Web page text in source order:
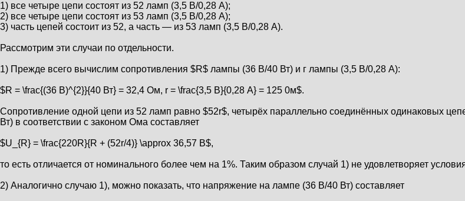
1) все четыре цепи состоят из 52 ламп (3,5 В/0,28 А);
2) все четыре цепи состоят из 53 ламп (3,5 В/0,28 А);
3) часть цепей состоит из 52, а часть — из 53 ламп (3,5 В/0,28 А).
Рассмотрим эти случаи по отдельности.
1) Прежде всего вычислим сопротивления $R$ лампы (36 В/40 Вт) и г лампы (3,5 В/0,28 А):
$R = \frac{(36 В)^{2}}{40 Вт} = 32,4 Ом, r = \frac{3,5 В}{0,28 А} = 125 0м$.
Сопротивление одной цепи из 52 ламп равно $52r$, четырёх параллельно соединённых одинаковых
Вт) в соответствии с законом Ома составляет
$U_{R} = \frac{220R}{R + (52r/4)} \approx 36,57 В$,
то есть отличается от номинального более чем на 1%. Таким образом случай 1) не удовлетворяет
2) Аналогично случаю 1), можно показать, что напряжение на лампе (36 В/40 Вт) составляет